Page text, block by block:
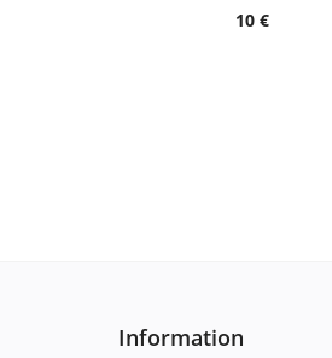
10 €
Information